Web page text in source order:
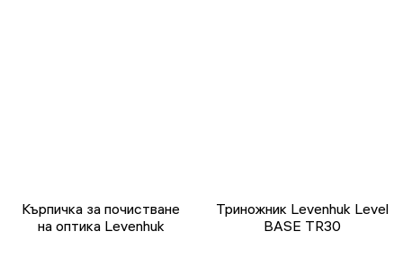
Кърпичка за почистване
на оптика Levenhuk
Триножник Levenhuk Level
BASE TR30